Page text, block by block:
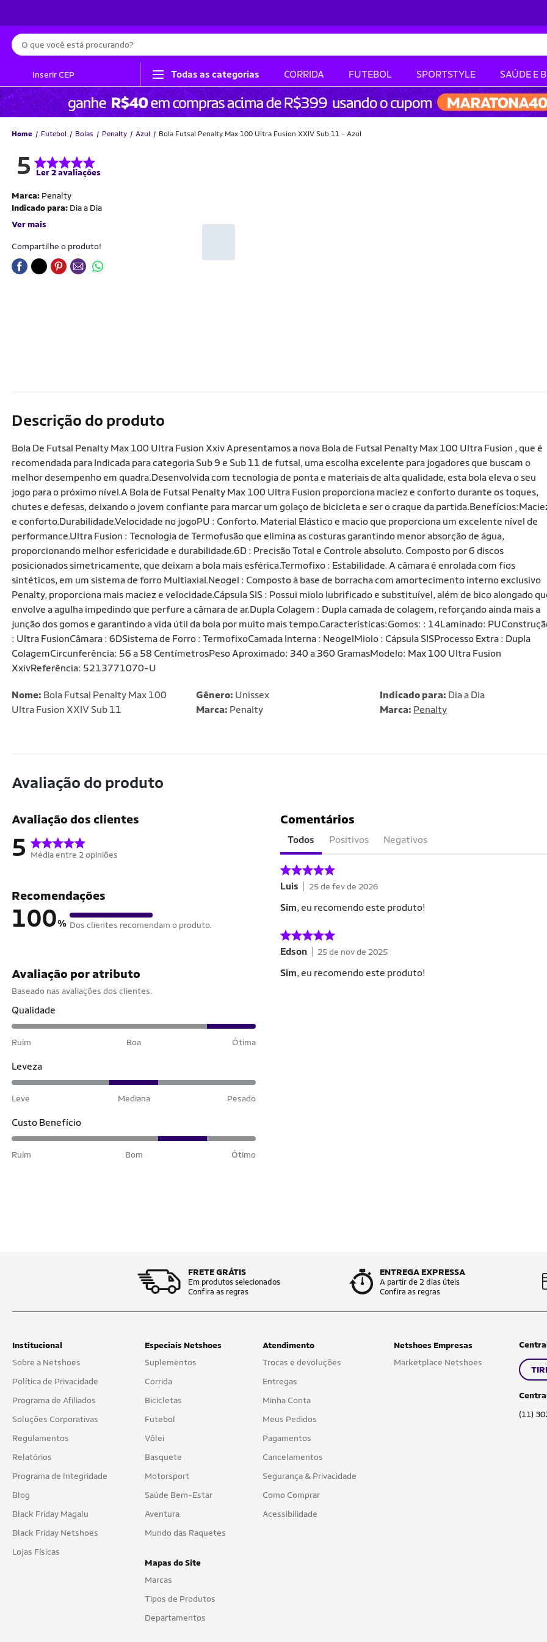
Busca
Inserir CEP Todas as categorias CORRIDA FUTEBOL SPORTSTYLE SAÚDE E
Home Futebol Bolas Penalty Azul Bola Futsal Penalty Max 100 Ultra Fusion XXIV Sub 11 - Azul
5 Ler 2 avaliações
Marca: Penalty
Indicado para: Dia a Dia
Ver mais
Compartilhe o produto!
Descrição do produto
Bola De Futsal Penalty Max 100 Ultra Fusion Xxiv Apresentamos a nova Bola de Futsal Penalty Max 100 Ultra Fusion , que é
recomendada para Indicada para categoria Sub 9 e Sub 11 de futsal, uma escolha excelente para jogadores que buscam o
melhor desempenho em quadra.Desenvolvida com tecnologia de ponta e materiais de alta qualidade, esta bola eleva o seu
jogo para o próximo nível.A Bola de Futsal Penalty Max 100 Ultra Fusion proporciona maciez e conforto durante os toques,
chutes e defesas, deixando o jovem confiante para marcar um golaço de bicicleta e ser o craque da
e conforto.Durabilidade.Velocidade no jogoPU : Conforto. Material Elástico e macio que proporciona um excelente nível de
performance.Ultra Fusion : Tecnologia de Termofusão que elimina as costuras garantindo menor absorção de água,
proporcionando melhor esfericidade e durabilidade.6D : Precisão Total e Controle absoluto. Composto por 6 discos
posicionados simetricamente, que deixam a bola mais esférica.Termofixo : Estabilidade. A câmara é enrolada com fios
sintéticos, em um sistema de forro Multiaxial.Neogel : Composto à base de borracha com amortecimento interno exclusivo
Penalty, proporciona mais maciez e velocidade.Cápsula SIS : Possui miolo lubrificado e substituível, além de bico alongado
envolve a agulha impedindo que perfure a câmara de ar.Dupla Colagem : Dupla camada de colagem, reforçando ainda mais a
junção dos gomos e garantindo a vida útil da bola por muito mais tempo.Características:Gomos: : 14Laminado:
: Ultra FusionCâmara : 6DSistema de Forro : TermofixoCamada Interna : NeogelMiolo : Cápsula SISProcesso Extra : Dupla
ColagemCircunferência: 56 a 58 CentímetrosPeso Aproximado: 340 a 360 GramasModelo: Max 100 Ultra Fusion
XxivReferência: 5213771070-U
Nome: Bola Futsal Penalty Max 100
Ultra Fusion XXIV Sub 11
Gênero: Unissex
Marca: Penalty
Indicado para: Dia a Dia
Marca: Penalty
Avaliação do produto
Avaliação dos clientes
5 Média entre 2 opiniões
Recomendações
100% Dos clientes recomendam o produto.
Avaliação por atributo
Baseado nas avaliações dos clientes.
Qualidade
Ruim Boa Ótima
Leveza
Leve Mediana Pesado
Custo Benefício
Ruim Bom Ótimo
Comentários
Todos Positivos Negativos
Luis 25 de fev de 2026
Sim, eu recomendo este produto!
Edson 25 de nov de 2025
Sim, eu recomendo este produto!
FRETE GRÁTIS
Em produtos selecionados
Confira as regras
ENTREGA EXPRESSA
A partir de 2 dias úteis
Confira as regras
Institucional
Sobre a Netshoes
Política de Privacidade
Programa de Afiliados
Soluções Corporativas
Regulamentos
Relatórios
Programa de Integridade
Blog
Black Friday Magalu
Black Friday Netshoes
Lojas Físicas
Especiais Netshoes
Suplementos
Corrida
Bicicletas
Futebol
Vôlei
Basquete
Motorsport
Saúde Bem-Estar
Aventura
Mundo das Raquetes
Mapas do Site
Marcas
Tipos de Produtos
Departamentos
Atendimento
Trocas e devoluções
Entregas
Minha Conta
Meus Pedidos
Pagamentos
Cancelamentos
Segurança & Privacidade
Como Comprar
Acessibilidade
Netshoes Empresas
Marketplace Netshoes
(11)